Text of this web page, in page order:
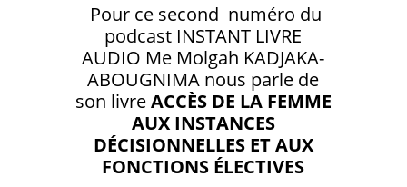
Pour ce second numéro du
podcast INSTANT LIVRE
AUDIO Me Molgah KADJAKA-
ABOUGNIMA nous parle de
son livreACCÈS DE LA FEMME
AUX INSTANCES
DÉCISIONNELLES ET AUX
FONCTIONS ÉLECTIVES